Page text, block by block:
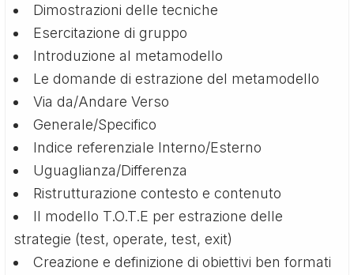
Dimostrazioni delle tecniche
Esercitazione di gruppo
Introduzione al metamodello
Le domande di estrazione del metamodello
Via da/Andare Verso
Generale/Specifico
Indice referenziale Interno/Esterno
Uguaglianza/Differenza
Ristrutturazione contesto e contenuto
Il modello T.O.T.E per estrazione delle
strategie (test, operate, test, exit)
Creazione e definizione di obiettivi ben formati